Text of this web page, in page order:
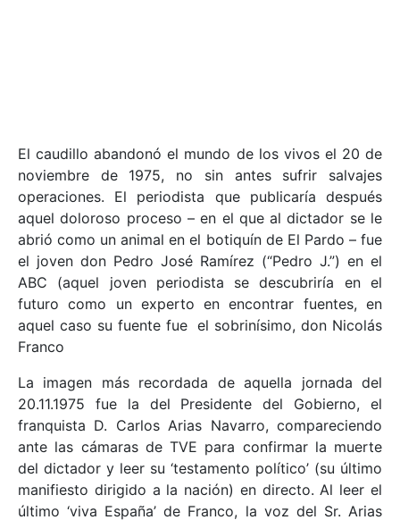
El caudillo abandonó el mundo de los vivos el 20 de
noviembre de 1975, no sin antes sufrir salvajes
operaciones. El periodista que publicaría después
aquel doloroso proceso – en el que al dictador se le
abrió como un animal en el botiquín de El Pardo – fue
el joven don Pedro José Ramírez (“Pedro J.”) en el
ABC (aquel joven periodista se descubriría en el
futuro como un experto en encontrar fuentes, en
aquel caso su fuente fue el sobrinísimo, don Nicolás
Franco
La imagen más recordada de aquella jornada del
20.11.1975 fue la del Presidente del Gobierno, el
franquista D. Carlos Arias Navarro, compareciendo
ante las cámaras de TVE para confirmar la muerte
del dictador y leer su ‘testamento político’ (su último
manifiesto dirigido a la nación) en directo. Al leer el
último ‘viva España’ de Franco, la voz del Sr. Arias